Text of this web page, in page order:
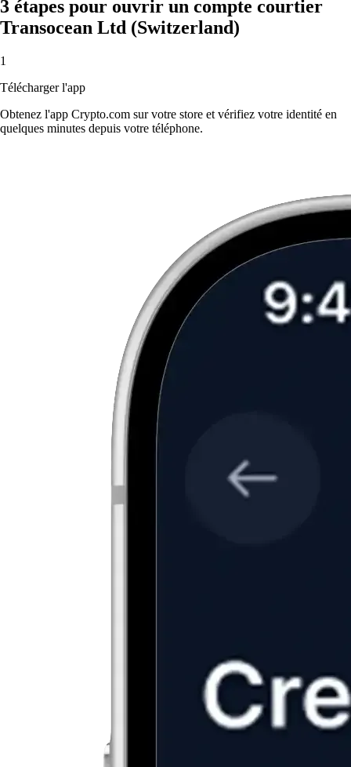
3 étapes pour ouvrir un compte courtier
Transocean Ltd (Switzerland)
1
Télécharger l'app
Obtenez l'app Crypto.com sur votre store et vérifiez votre identité en
quelques minutes depuis votre téléphone.